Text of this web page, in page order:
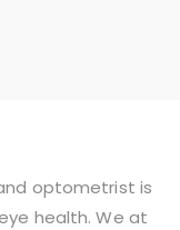
optometrist is
health. We at